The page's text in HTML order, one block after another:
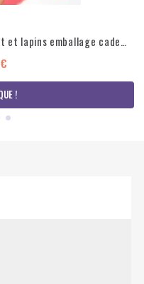
Coupon furoshiki coloriable Chat et lapins emballage cadeau coton éco-responsable
!